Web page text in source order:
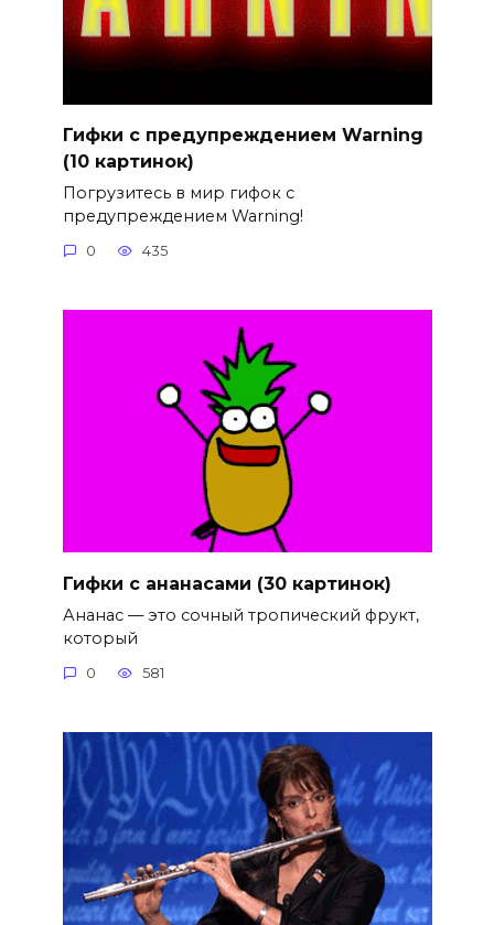
Гифки с предупреждением Warning
(10 картинок)
Погрузитесь в мир гифок с
предупреждением Warning!
0 435
Гифки с ананасами (30 картинок)
Ананас — это сочный тропический фрукт,
который
0 581